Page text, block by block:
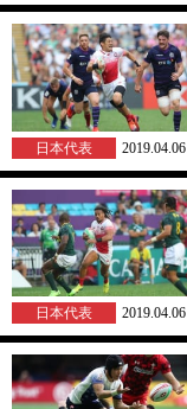
日本代表 2019.04.06
日本代表 2019.04.06